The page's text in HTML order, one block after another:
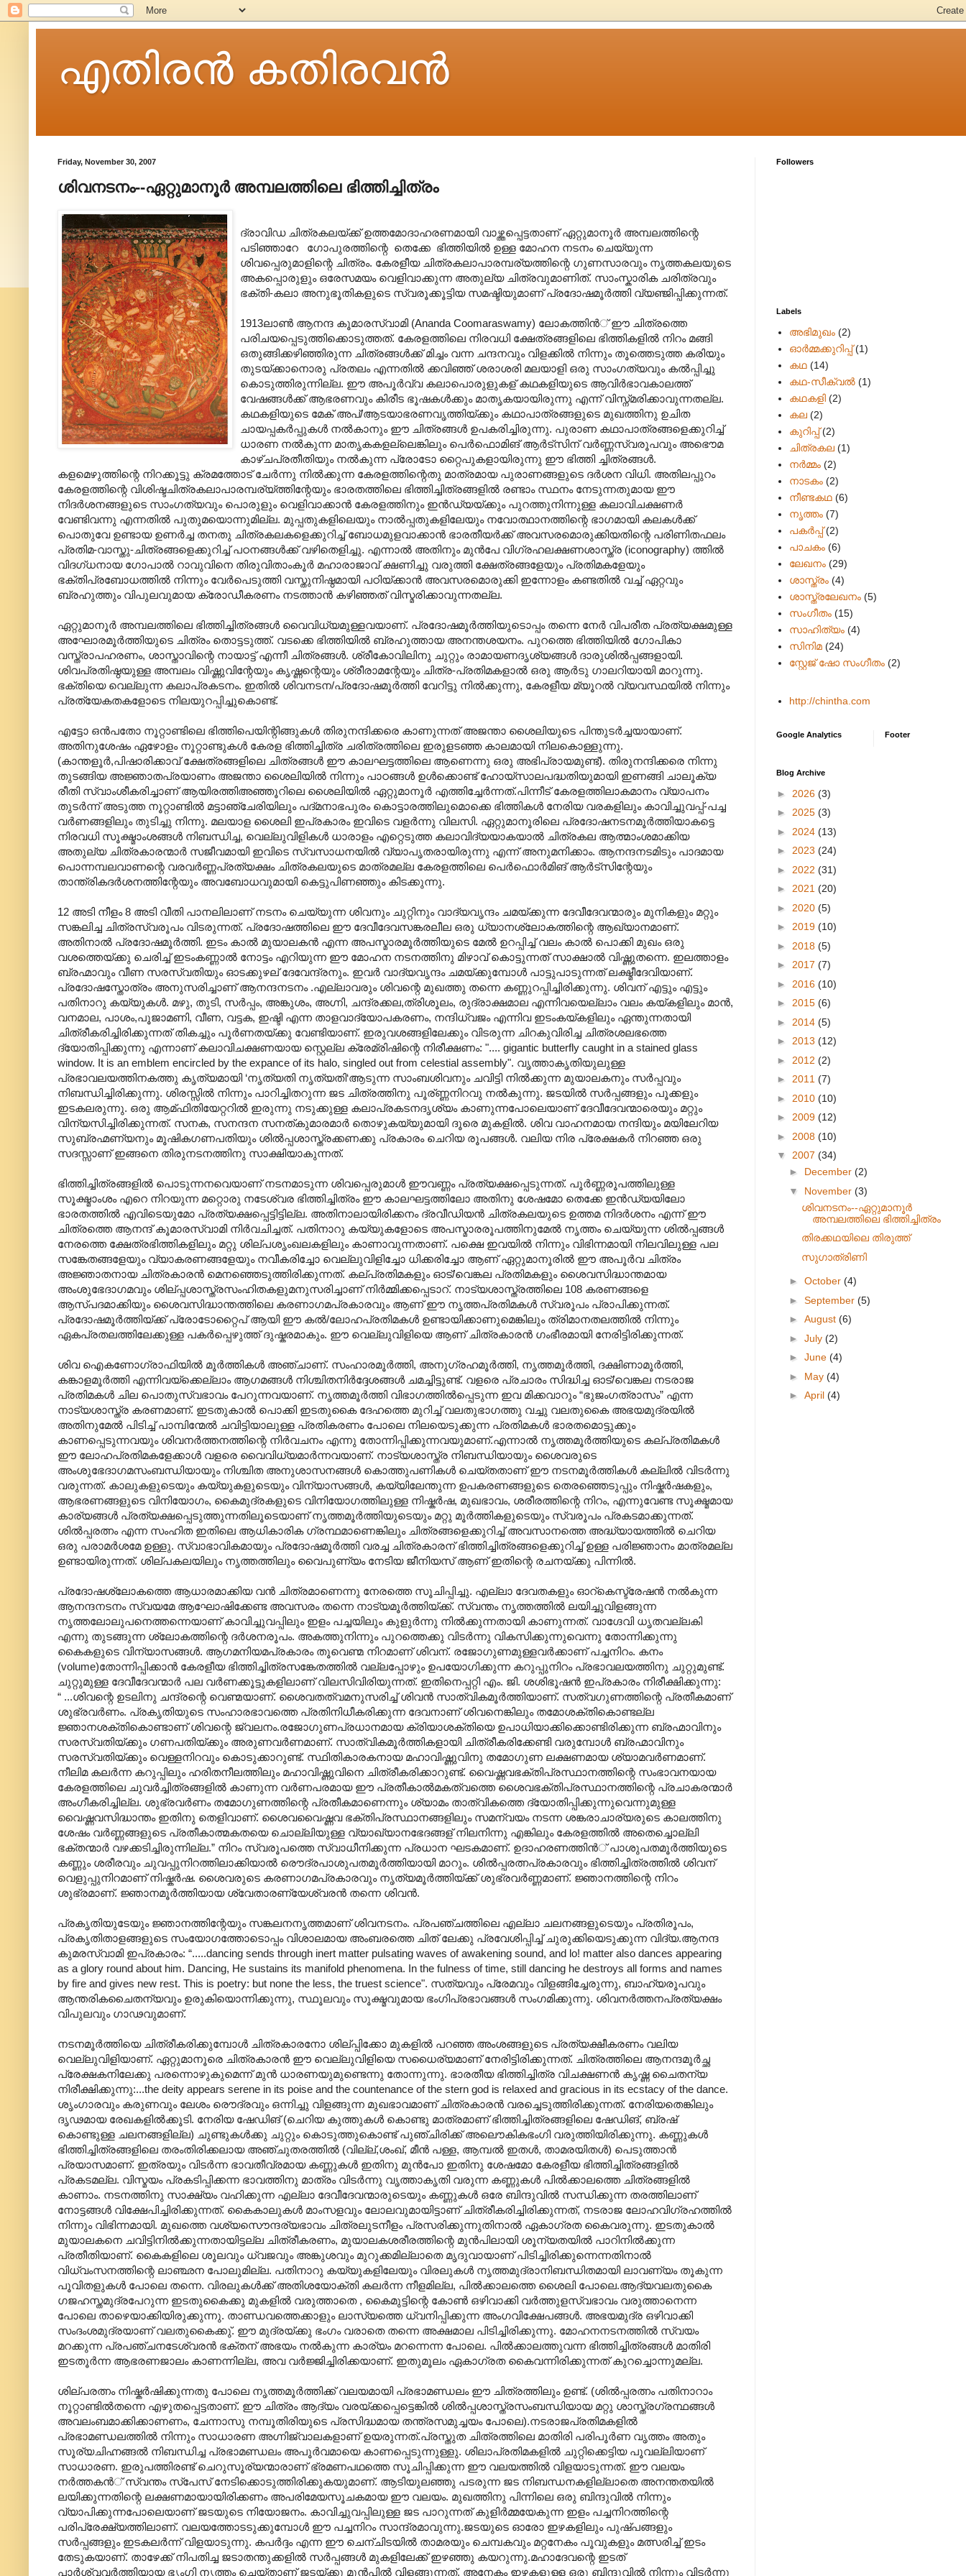
എതിരന്‍ കതിരവന്‍
Friday, November 30, 2007
ശിവനടനം--ഏറ്റുമാനൂര്‍ അമ്പലത്തിലെ ഭിത്തിച്ചിത്രം
ദ്രാവിഡ ചിത്രകലയ്ക്ക് ഉത്തമോദാഹരണമായി വാഴ്ത്തപ്പെട്ടതാണ് ഏറ്റുമാനൂര്‍ അമ്പലത്തിന്റെ
പടിഞ്ഞാറേ ഗോപുരത്തിന്റെ തെക്കേ ഭിത്തിയില്‍ ഉള്ള മോഹന നടനം ചെയ്യുന്ന
ശിവപ്പെരുമാളിന്റെ ചിത്രം. കേരളീയ ചിത്രകലാപാരമ്പര്യത്തിന്റെ ഗുണസാരവും നൃത്തകലയുടെ
അകപ്പൊരുളും ഒരേസമയം വെളിവാക്കുന്ന അതുല്യ ചിത്രവുമാണിത്. സാംസ്കാരിക ചരിത്രവും
ഭക്തി-കലാ അനുഭൂതികളുടെ സ്വരൂക്കൂട്ടിയ സമഷ്ടിയുമാണ് പ്രദോഷമൂര്‍ത്തി വ്യഞ്ജിപ്പിക്കുന്നത്.
1913ലാണ്‍ ആനന്ദ കൂമാരസ്വാമി (Ananda Coomaraswamy) ലോകത്തിന്‍് ഈ ചിത്രത്തെ
പരിചയപ്പെടുത്തിക്കൊടുത്തത്. കേരളത്തിലെ നിരവധി ക്ഷേത്രങ്ങളിലെ ഭിത്തികളില്‍ നിറം മങ്ങി
ഒതുങ്ങിക്കഴിഞ്ഞിരുന്ന ചിത്രങ്ങള്‍ക്ക് മിച്ചം വന്ന ചന്ദനവും വിളക്കില്‍ നിന്നും തൂത്തെടുത്ത കരിയും‍
തുടയ്ക്കാനൊരു പ്രതലം എന്നതില്‍ ക്കവിഞ്ഞ് ശരാശരി മലയാളി ഒരു സാംഗത്യവും കല്‍പ്പിച്ചു
കൊടുത്തിരുന്നില്ല. ഈ അപൂര്‍വ്വ കലാപൊരുളുകള് കഥകളിയുടെ ആവിര്‍ഭാവകാലത്ത്
വേഷങ്ങള്‍ക്ക് ആഭരണവും കിരീട ഭൂഷകള്‍ക്കും മാതൃകയായിരുന്നു എന്ന് വിസ്ന്മരിക്കാവുന്നതല്ല.
കഥകളിയുടെ മേക് അപ്/ആടയാഭരണവൃത്തിയ്ക്കും കഥാപാത്രങ്ങളുടെ മുഖത്തിനു ഉചിത
ചായപ്പകര്‍പ്പുകള്‍ നല്‍കാനും ഈ ചിത്രങ്ങള്‍ ഉപകരിച്ചിരുന്നു. പുരാണ കഥാപാത്രങ്ങളെക്കുറിച്ച്
ധാരണ നല്‍കുന്ന മാതൃകകളല്ലെങ്കിലും പെര്‍ഫൊമിങ് ആര്‍ട്സിന് വര്‍ണ്ണസ്വരൂപവും അഭൌമ
കാഴ്ചപ്രതീതിയും‍ നല്‍കുന്ന പ്രോടോ റ്റൈപുകളായിരുന്നു ഈ ഭിത്തി ച്ചിത്രങ്ങള്‍.
കളമെഴുത്തിന്റെ നിറക്കൂട്ടു ക്രമത്തോട് ചേര്‍ന്നു നില്‍ക്കുന്ന കേരളത്തിന്റെതു മാത്രമായ പുരാണങ്ങളുടെ ദര്‍ശന വിധി. അതിലപ്പുറം
കേരളത്തിന്റെ വിശിഷ്ടചിത്രകലാപാരമ്പര്യ്ത്തിന്റേയും ഭാരതത്തിലെ ഭിത്തിച്ചിത്രങ്ങളില്‍ രണ്ടാം സ്ഥനം നേടുന്നതുമായ ഈ
നിദര്‍ശനങ്ങളുടെ സാംഗത്യവും പൊരുളും വെളിവാക്കാന്‍ കേരളത്തിനും ഇന്‍ഡ്യയ്ക്കും പുറത്തുനിന്നുള്ള കലാവിചക്ഷണര്‍
വേണ്ടിവന്നു എന്നതില്‍ പുതുമയൊന്നുമില്ല. മുപ്പതുകളിലെയും നാല്‍പ്പതുകളിലേയും നവോത്ഥാനത്തിന്റെ ഭാഗമായി കലകള്‍ക്ക്
പൊതുവേ ഉണ്ടായ ഉണര്‍ച്ച തനതു ചിത്രകലകളെക്കുറിച്ച് ബോധമുളവാക്കാന്‍ ഭാരതീയര്‍ക്ക് അവസരമൊരുക്കിയതിന്റെ പരിണിതഫലം
പ്രതിമ-വാസ്തു-ചിത്രങ്ങളെക്കുറിച്ച് പഠനങ്ങള്‍ക്ക് വഴിതെളിച്ചു. എന്നാല്‍ അതിനും മുന്‍പേ വിഗ്രഹലക്ഷണശാസ്ത്ര (iconography) ത്തില്‍‍
വിദഗ്‌ധനായ ഗോപാല്‍ റാവുവിനെ തിരുവിതാംകൂര്‍ മഹാരാജാവ് ക്ഷണിച്ചു വരുത്തി ക്ഷേത്രങ്ങളേയും പ്രതിമകളേയും
ഭക്തിപ്രബോധത്തില്‍ നിന്നും വേര്‍പെടുത്തി വസ്തുനിഷ്ഠമായി പഠിയ്ക്കാന്‍ അവസരമൊരുക്കി ഇന്നോളം കണ്ടതില്‍ വച്ച് ഏറ്റവും
ബ്രഹുത്തും വിപുലവുമായ ക്രോഡീകരണം നടത്താന്‍ കഴിഞ്ഞത് വിസ്മരിക്കാവുന്നതല്ല.
ഏറ്റുമാനൂര്‍ അമ്പലത്തിലെ ഭിത്തിച്ചിത്രങ്ങള്‍ വൈവിധ്യമുള്ളവയാണ്. പ്രദോഷമൂര്‍ത്തിയുടൊപ്പം തന്നെ നേര്‍ വിപരീത പ്രത്യക്ഷമുള്ള
അഘോരമൂര്‍ത്തിയുടെ ചിത്രം തൊട്ടടുത്ത്. വടക്കെ ഭിത്തിയില്‍ ബ്രഹുത്തായ അനന്തശയനം. പുറത്തെ ഭിത്തിയില്‍ ഗോപികാ
വസ്ത്രാപഹരണം, ശാസ്താവിന്റെ നായാട്ട് എന്നീ ചിത്രങ്ങള്‍. ശ്രീകോവിലിനു ചുറ്റും രാമായണദൃശ്യങ്ങള്‍ ദാരുശില്‍പ്പങ്ങളായി.
ശിവപ്രതിഷ്ഠയുള്ള അമ്പലം വിഷ്ണുവിന്റേയും കൃഷ്ണന്റെയും ശ്രീരാമന്റേയും ചിത്ര-പ്രതിമകളാല്‍ ഒരു ആര്‍ടു ഗാലറിയായി മാറുന്നു.
ഭക്തിയെ വെല്ലുന്ന കലാപ്രകടനം. ഇതില്‍ ശിവനടന/പ്രദോഷമൂര്‍ത്തി വേറിട്ടു നില്‍ക്കുന്നു, കേരളീയ മ്യൂറല്‍ വ്യവസ്ഥയില്‍ നിന്നും
പ്രത്യേകതകളോടെ നിലയുറപ്പിച്ചുകൊണ്ട്.
എട്ടോ ഒന്‍പതോ നൂറ്റാണ്ടിലെ ഭിത്തിപെയിന്റിങ്ങുകള്‍ തിരുനന്ദിക്കരെ കാണുന്നത് അജന്താ ശൈലിയുടെ പിന്തുടര്‍ച്ചയായാണ്.
അതിനുശേഷം ഏഴോളം നൂറ്റാണ്ടുകള്‍ കേരള ഭിത്തിച്ചിത്ര ചരിത്രത്തിലെ ഇരുളടഞ്ഞ കാലമായി നിലകൊള്ളുന്നു.
(കാന്തളൂര്‍,പിഷാരിക്കാവ് ക്ഷേത്രങ്ങളിലെ ചിത്രങ്ങള്‍ ഈ കാലഘട്ടത്തിലെ ആണെന്നു ഒരു അഭിപ്രായമുണ്ട്). തിരുനന്ദിക്കരെ നിന്നു
തുടങ്ങിയ അജ്ഞാതപ്രയാണം അജന്താ ശൈലിയില്‍ നിന്നും പാഠങ്ങള്‍ ഉള്‍ക്കൊണ്ട് ഹോയ്സാലപദ്ധതിയുമായി ഇണങ്ങി ചാലൂക്യ
രീതി സ്വാംശീകരിച്ചാണ് ആയിരത്തിഅഞ്ഞൂറിലെ ശൈലിയില്‍ ഏറ്റുമാനൂര്‍ എത്തിച്ചേര്‍ന്നത്.പിന്നീട് കേരളത്തിലാകമാനം വ്യാപനം
തുടര്‍ന്ന് അടുത്ത നൂറ്റാണ്ടില്‍ മട്ടാഞ്ചേരിയിലും പദ്മനാഭപുരം കൊട്ടാരത്തിലുമൊക്കെ ഭിത്തികള്‍ നേരിയ വരകളിലും കാവിച്ചുവപ്പ്-പച്ച
വര്‍ണങ്ങളിലും തുടിച്ചു നിന്നു. മലയാള ശൈലി ഇപ്രകാരം ഇവിടെ വളര്‍ന്നു വിലസി. ഏറ്റുമാനൂരിലെ പ്രദോഷനടനമൂര്‍ത്തിയാകട്ടെ
നിരവധി സൂക്ഷ്മാംശങ്ങള്‍‍ നിബന്ധിച്ച, വെല്ലുവിളികള്‍ ധാരാളം എറ്റെടുത്ത കലാവിദ്യയാകയാല്‍ ചിത്രകല ആത്മാംശമാക്കിയ
അതുല്യ ചിത്രകാരന്മാര്‍‍ സജീവമായി ഇവിടെ സ്വസാധനയില്‍ വ്യാപൃതരായിരുന്നു എന്ന് അനുമനിക്കാം. ആനന്ദനടമിടും പാദമാ‍യ
പൊന്നമ്പലവാണന്റെ വരവര്‍ണ്ണപ്രത്യക്ഷം ചിത്രകലയുടെ മാത്രമല്ല കേരളത്തിലെ പെര്‍ഫൊര്‍മിങ് ആര്‍ട്സിന്റേയും
താന്ത്രികദര്‍ശനത്തിന്റേയും അവബോധവുമായി കെട്ടുപിണഞ്ഞും കിടക്കുന്നു.
12 അടി നീളം 8 അടി വീതി പാനലിലാണ് നടനം ചെയ്യുന്ന ശിവനും ചുറ്റിനും വാദ്യവൃന്ദം ചമയ്ക്കുന്ന ദേവീദേവന്മാരും മുനികളും മറ്റും
സങ്കലിച്ച ചിത്രസ്വരൂപം വിടരുന്നത്. പ്രദോഷത്തിലെ ഈ ദേവീദേവസങ്കരലീല ഒരു ധ്യാനശ്ലോകത്തിന്റെ ആഖ്യാനമാണ്.
അതിനാല്‍ പ്രദോഷമൂര്‍ത്തി. ഇടം കാല്‍ മുയാലകന്‍ എന്ന അപസ്മാരമൂര്‍ത്തിയുടെ മേല്‍ ഉറപ്പിച്ച് വലം കാല്‍ പൊക്കി മുഖം ഒരു
വശത്തെയ്ക്കു ചെരിച്ച് ഇടംകണ്ണാല്‍ നോട്ടം എറിയുന്ന ഈ മോഹന നടനത്തിനു മിഴാവ് കൊട്ടുന്നത് സാക്ഷാല്‍ വിഷ്ണുതന്നെ. ഇലത്താളം
ബ്രഹ്മാവും വീണ സരസ്വതിയും ഓടക്കുഴല് ദേവേന്ദ്രനും. ഇവര്‍ വാദ്യവൃന്ദം ചമയ്ക്കുമ്പോള്‍ പാട്ടുപാടുന്നത് ലക്ഷ്മീദേവിയാണ്.
പ്രദോഷസ്തോത്രം അനുസരിച്ചാണ് ആനന്ദനടനം .എല്ലാവരും ശിവന്റെ മുഖത്തു തന്നെ കണ്ണുറപ്പിച്ചിരിക്കുന്നു. ശിവന് ‍എട്ടും എട്ടും
പതിനാറു കയ്യുകള്‍. മഴു, തുടി, സര്‍പ്പം, അങ്കുശം, അഗ്നി, ചന്ദ്രക്കല,ത്രിശൂലം, രുദ്രാക്ഷമാല എന്നിവയെല്ലാം വലം കയ്കളിലും മാന്‍,
വനമാല, പാശം,പൂജാമണി, വീണ, വട്ടക, ഇഷ്ടി എന്ന താളവാദ്യോപകരണം, നന്ദിധ്വജം എന്നിവ ഇടംകയ്കളിലും ഏന്തുന്നതായി
ചിത്രീകരിച്ചിരിക്കുന്നത് തികച്ചും പൂര്‍ണതയ്ക്കു വേണ്ടിയാണ്. ഇരുവശങ്ങളിലേക്കും വിടരുന്ന ചിറകുവിരിച്ച ചിത്രശലഭത്തെ
ദ്യോതിപ്പിക്കുന്നു എന്നാണ് കലാവിചക്ഷണയായ സ്റ്റെല്ല ക്രേമ്രിഷിന്റെ നിരീക്ഷണം: ".... gigantic butterfly caught in a stained glass
window. It is an emblem encircled by the expance of its halo, singled out from celestial assembly". വൃത്താകൃതിയുലുള്ള
പ്രഭാവലയത്തിനകത്തു കൃത്യമായി ‘നൃത്യതി നൃത്യതി‘ആടുന്ന സാംബശിവനും ചവിട്ടി നില്‍ക്കുന്ന മുയാലകനും സര്‍പ്പവും
നിബന്ധിച്ചിരിക്കുന്നു. ശിരസ്സില്‍ നിന്നും പാറിച്ചിതറുന്ന ജട ചിത്രത്തിനു പൂര്ണ്ണനിറവു നല്‍കുന്നു. ജടയില്‍ സര്‍പ്പങ്ങളും പൂക്കളും
ഇടകലരുന്നു. ഒരു ആമ്ഫിതിയേറ്ററില്‍ ഇരുന്നു നടുക്കുള്ള കലാപ്രകടനദൃശ്യം കാണുന്നപോലെയാണ് ദേവീദേവന്മാരെയും മറ്റും
വിന്യസിച്ചിരിക്കുന്നത്. സനക, സനന്ദന സനത്കുമാരമാര്‍ തൊഴുകയ്യുമായി ദൂരെ മുകളില്‍. ശിവ വാഹനമായ നന്ദിയും മയിലേറിയ
സുബ്രഹ്മണ്യനും മൂഷികഗണപതിയും ശില്‍പ്പശാസ്ത്രക്കണക്കു പ്രകാരം ചെറിയ രൂപങ്ങള്‍. വലിയ നിര പ്രേക്ഷകര്‍ നിറഞ്ഞ ഒരു
സദസ്സാണ് ഇങ്ങനെ തിരുനടനത്തിനു സാക്ഷിയാകുന്നത്.
ഭിത്തിച്ചിത്രങ്ങളില്‍ പൊടുന്നനവെയാണ് നടനമാടുന്ന ശിവപ്പെരുമാള്‍‍ ഈവണ്ണം പ്രത്യക്ഷപ്പെടുന്നത്. പൂര്‍ണ്ണരൂപത്തിലുള്ള
സൂക്ഷ്മാംശം എറെ നിറയുന്ന മറ്റൊരു നടേശ്വര ഭിത്തിച്ചിത്രം ഈ കാലഘട്ടത്തിലോ അതിനു ശേഷമോ തെക്കേ ഇന്‍ഡ്യയിലോ
ഭാരതത്തില്‍ എവിടെയുമോ പ്രത്യക്ഷപ്പെട്ടിട്ടില്ല. അതിനാലായിരിക്കനം ദ്രവീഡിയന്‍ ചിത്രകലയുടെ ഉത്തമ നിദര്‍ശനം എന്ന് ഈ
ചിത്രത്തെ ആനന്ദ് കൂമാരസ്വാമി നിര്‍വചിച്ചത്. പതിനാറു കയ്യുകളോടെ അപസ്മാരരൂപത്തിനുമേല്‍ നൃത്തം ചെയ്യുന്ന ശില്‍പ്പങ്ങള്‍
നേരത്തെ ക്ഷേത്രഭിത്തികളിലും മറ്റു ശില്പശൃംഖലകളിലും കാണാവുന്നതാണ്. പക്ഷെ ഇവയില്‍ നിന്നും വിഭിന്നമായി നിലവിലുള്ള പല
സങ്കേതങ്ങളേയും വ്യാകരണങ്ങളേയും നവീകരിച്ചോ വെല്ലുവിളിച്ചോ ധിക്കരിച്ചോ ആണ് ഏറ്റുമാനൂരില്‍ ഈ അപൂര്‍വ ചിത്രം
അജ്ഞാതനായ ചിത്രകാരന്‍ മെനഞ്ഞെടുത്തിരിക്കുന്നത്. കല്പ്രതിമകളും ഓട്/വെങ്കല പ്രതിമകളും ശൈവസിദ്ധാന്തമായ
അംശുഭേദാ‍ഗമവും ശില്പ്പശാസ്ത്രസംഹിതകളുമനുസരിച്ചാണ് നിര്‍മ്മിക്കപ്പെടാറ്. നാട്യശാസ്ത്രത്തിലെ 108 കരണങ്ങളെ
ആസ്പദമാക്കിയും ശൈവസിദ്ധാന്തത്തിലെ കരണാഗമപ്രകാരവും ആണ് ഈ നൃത്തപ്രതിമകള്‍ സ്വരൂപം പ്രാപിക്കുന്നത്.
‍പ്രദോഷമൂര്‍ത്തിയ്ക്ക് പ്രോടോറ്റൈപ് ആയി ഈ കല്‍/ലോഹപ്രതിമകള്‍ ഉണ്ടായിക്കാണുമെങ്കിലും ത്രിമാനതലത്തില്‍ നിന്നും
ഏകപ്രതലത്തിലേക്കുള്ള പകര്‍പ്പെഴുത്ത് ദുഷ്കരമാകും. ഈ വെല്ലുവിളിയെ ആണ് ചിത്രകാരന്‍ ഗംഭീരമായി നേരിട്ടിരിക്കുന്നത്.
ശിവ ഐകണോഗ്രാഫിയില്‍ മൂര്‍ത്തികള്‍ അഞ്ചാണ്. സംഹാരമൂര്‍ത്തി, അനുഗ്രഹമൂര്‍ത്തി, നൃത്തമൂര്‍ത്തി, ദക്ഷിണാമൂര്‍ത്തി,
കങ്കാളമൂര്‍ത്തി എന്നിവയ്ക്കെല്ലാം ആഗമങ്ങള്‍ നിശ്ചിതനിര്‍ദ്ദേശങ്ങള്‍ ചമച്ചിട്ടുണ്ട്. വളരെ പ്രചാരം സിദ്ധിച്ച ഓട്/വെങ്കല നടരാജ
പ്രതിമകള്‍ ചില പൊതുസ്വഭാവം പേറുന്നവയാണ്. നൃത്തമൂര്‍ത്തി വിഭാഗത്തില്‍പ്പെടുന്ന ഇവ മിക്കവാറും “ഭുജംഗത്രാസം” എന്ന
നാട്യശാസ്ത്ര കരണമാണ്. ഇടതുകാല്‍ പൊക്കി ഇടതുകൈ ദേഹത്തെ മുറിച്ച് വലതുഭാഗത്തു വച്ചു വല‍തുകൈ അഭയമുദ്രയില്‍
അതിനുമേല്‍ പിടിച്ച് പാമ്പിന്മേല്‍ ചവിട്ടിയാലുള്ള പ്രതികരണം പോലെ നിലയെടുക്കുന്ന പ്രതിമകള്‍ ഭാരതമൊട്ടുക്കും
കാണപ്പെടുന്നവയും ശിവനര്‍ത്തനത്തിന്റെ നിര്‍വചനം എന്നു തോന്നിപ്പിക്കുന്നവയുമാണ്.എന്നാല്‍ നൃത്തമൂര്‍ത്തിയുടെ കല്പ്രതിമകള്‍
ഈ ലോഹപ്രതിമകളേക്കാള്‍ വളരെ വൈവിധ്യമാര്‍ന്നവയാണ്. നാട്യശാസ്ത്ര നിബന്ധിയായും ശൈവരുടെ
അംശുഭേദാഗമസംബന്ധിയായും നിശ്ചിത അനുശാസനങ്ങള്‍ കൊത്തുപണികള്‍ ചെയ്തതാണ് ഈ നടനമൂര്‍ത്തികള്‍ കല്ലില്‍ വിടര്‍ന്നു
വരുന്നത്. കാലുകളുടെയും കയ്യുകളുടെയും വിന്യാസങ്ങള്‍, കയ്യിലേന്തുന്ന ഉപകരണങ്ങളുടെ തെരഞ്ഞെടുപ്പും നിഷ്കര്‍ഷകളും,
ആഭരണങ്ങളുടെ വിനിയോഗം, കൈമുദ്രകളുടെ വിനിയോഗത്തിലുള്ള നിഷ്കര്‍ഷ, മുഖഭാവം, ശരീരത്തിന്റെ നിറം, എന്നുവേണ്ട സൂക്ഷ്മമായ
കാര്യങ്ങള്‍ പ്രത്യക്ഷപ്പെടുത്തുന്നതിലൂടെയാണ് നൃത്തമൂര്‍ത്തിയുടെയും മറ്റു മൂര്‍ത്തികളുടെയും സ്വരൂപം പ്രകടമാക്കുന്നത്.
ശില്‍പ്പരത്നം എന്ന സംഹിത ഇതിലെ ആധികാരിക ഗ്രന്ഥമാണെങ്കിലും ചിത്രങ്ങളെക്കുറിച്ച് അവസാനത്തെ അദ്ധ്യായത്തില്‍ ചെറിയ
ഒരു പരാമര്‍ശമേ ഉള്ളു. സ്വാഭാവികമായും പ്രദോഷമൂര്‍ത്തി വരച്ച ചിത്രകാരന് ഭിത്തിച്ചിത്രങ്ങളെക്കുറിച്ച് ഉള്ള പരിജ്ഞാനം മാത്രമല്ല
ഉണ്ടായിരുന്നത്. ശില്പകലയിലും നൃത്തത്തിലും വൈപുണ്യം നേടിയ ജീനിയസ് ആണ് ഇതിന്റെ രചനയ്ക്കു പിന്നില്‍.
പ്രദോഷശ്ലോകത്തെ ആധാരമാക്കിയ വന്‍ ചിത്രമാണെന്നു നേരത്തെ സൂചിപ്പിച്ചു. എല്ലാ ദേവതകളും ഓറ്കെസ്ട്രേഷന്‍ നല്‍കുന്ന
ആനന്ദനടനം സ്വയമേ ആഘോഷിക്കേണ്ട അവസരം തന്നെ നാട്യമൂര്‍ത്തിയ്ക്ക്. സ്വന്തം നൃത്തത്തില്‍ ലയിച്ചുവിളങ്ങുന്ന
നൃത്തലോലുപനെത്തന്നെയാണ് കാവിച്ചുവപ്പിലും ഇളം പച്ചയിലും കുളുര്‍ന്നു നില്‍ക്കുന്നതായി കാണുന്നത്. വാഗ്ദേവി ധൃതവല്ലകി
എന്നു തുടങ്ങുന്ന ശ്ലോകത്തിന്റെ ദര്‍ശനരൂപം. അകത്തുനിന്നും പുറത്തെക്കു വിടര്‍ന്നു വികസിക്കുന്നുവെന്നു തോന്നിക്കുന്നു
കൈകളുടെ വിന്യാസങ്ങള്‍. ആഗമനിയമപ്രകാരം തൂവെണ്മ നിറമാണ് ശിവന്. രജോഗുണമുള്ളവര്‍ക്കാണ് പച്ചനിറം. കനം
(volume)തോന്നിപ്പിക്കാന്‍ കേരളീയ ഭിത്തിച്ചിത്രസങ്കേതത്തില്‍ വല്ലപ്പോഴും ഉപയോഗിക്കുന്ന കറുപ്പുനിറം പ്രഭാവലയത്തിനു ചുറ്റുമുണ്ട്.
ചുറ്റുമുള്ള ദേവീദേവന്മാര്‍ പല വര്‍ണക്കൂട്ടുകളിലാണ് വിലസിവിരിയുന്നത്. ഇതിനെപ്പറ്റി എം. ജി. ശശിഭൂഷന്‍ ഇപ്രകാരം നിരീക്ഷിക്കുന്നു:
“ ...ശിവന്റെ ഉടലിനു ചന്ദ്രന്റെ വെണ്മയാണ്. ശൈവതത്വമനുസരിച്ച് ശിവന്‍ സാത്വികമൂര്‍ത്തിയാണ്. സത്വഗുണത്തിന്റെ പ്രതീകമാണ്
ശുഭ്രവര്‍ണം. പ്രകൃതിയുടെ സംഹാരഭാവത്തെ പ്രതിനിധീകരിക്കുന്ന ദേവനാണ് ശിവനെങ്കിലും തമോശക്തികൊണ്ടല്ല
ജ്ഞാനശക്തികൊണ്ടാണ് ശിവന്റെ ജ്വലനം.രജോഗുണപ്രധാനമായ ക്രിയാശക്തിയെ ഉപാധിയാക്കിക്കൊണ്ടിരിക്കുന്ന ബ്രഹ്മാവിനും
സരസ്വതിയ്ക്കും ഗണപതിയ്ക്കും അരുണവര്‍ണമാണ്. സാത്വികമൂര്‍ത്തികളായി ചിത്രീകരിക്കേണ്ടി വരുമ്പോള്‍ ബ്രഹ്മാവിനും
സരസ്വതിയ്ക്കും വെള്ളനിറവും കൊടുക്കാറുണ്ട്. സ്ഥിതികാരകനായ മഹാവിഷ്ണുവിനു തമോഗുണ ലക്ഷണമായ ശ്യാമവര്‍ണമാണ്.
നീലിമ കലര്‍ന്ന കറുപ്പിലും ഹരിതനീലത്തിലും മഹാവിഷ്ണുവിനെ ചിത്രീകരിക്കാറുണ്ട്. വൈഷ്ണവഭക്തിപ്രസ്ഥാനത്തിന്റെ സംഭാവനയായ
കേരളത്തിലെ ചുവര്‍ച്ചിത്രങ്ങളില്‍ കാണുന്ന വര്‍ണപരമായ ഈ പ്രതീകാല്‍മകത്വത്തെ ശൈവഭക്തിപ്രസ്ഥാനത്തിന്റെ പ്രചാകരന്മാര്‍
അംഗീകരിച്ചില്ല. ശുഭ്രവര്‍ണം തമോഗുണത്തിന്റെ പ്രതീകമാണെന്നും ശ്യാമം താത്വികത്തെ ദ്യോതിപ്പിക്കുന്നുവെന്നുമുള്ള
വൈഷ്ണവസിദ്ധാന്തം ഇതിനു തെളിവാണ്. ശൈവവൈഷ്ണവ ഭക്തിപ്രസ്ഥാനങ്ങളിലും സമന്വയം നടന്ന ശങ്കരാചാര്യരുടെ കാലത്തിനു
ശേഷം വര്‍ണ്ണങ്ങളുടെ പ്രതീകാത്മകതയെ ചൊല്ലിയുള്ള വ്യാഖ്യാനഭേദങ്ങള് ‍നിലനിന്നു എങ്കിലും കേരളത്തില്‍ അതെച്ചൊല്ലി
ഭക്തന്മാര്‍ വഴക്കടിച്ചിരുന്നില്ല.” നിറം സ്വരൂപത്തെ സ്വാധീനിക്കുന്ന പ്രധാന ഘടകമാണ‍്. ഉദാഹരണത്തിന്‍് പാശുപതമൂര്‍ത്തിയുടെ
കണ്ണും ശരീരവും ചുവപ്പുനിറത്തിലാക്കിയാല്‍ രൌദ്രപാശുപതമൂര്‍ത്തിയായി മാറും. ശില്‍പ്പരത്നപ്രകാരവും ഭിത്തിച്ചിത്രത്തില്‍ ശിവന്
വെളുപ്പുനിറമാണ് നിഷ്കര്‍ഷ. ശൈവരുടെ കരണാഗമപ്രകാരവും നൃത്യമൂര്‍ത്തിയ്ക്ക് ശുഭ്രവര്‍ണ്ണമാണ്. ജ്ഞാനത്തിന്റെ നിറം
ശുഭ്രമാണ്. ജ്ഞാനമൂര്‍ത്തിയായ ശ്വേതാരണ്യേശ്വരന്‍ തന്നെ ശിവന്‍.
പ്രകൃതിയുടേയും ജ്ഞാനത്തിന്റേയും സങ്കലനനൃത്തമാണ് ശിവനടനം. പ്രപഞ്ചത്തിലെ എല്ലാ ചലനങ്ങളുടെയും പ്രതിരൂപം,
പ്രകൃതിതാളങ്ങളുടെ സംയോഗത്തോടൊപ്പം വിശാലമായ അംബരത്തെ ചിത് ലേക്കു പ്രവേശിപ്പിച്ച് ചുരുക്കിയെടുക്കുന്ന വിദ്യ.ആനന്ദ
കുമരസ്വാമി ഇപ്രകാരം: “.....dancing sends through inert matter pulsating waves of awakening sound, and lo! matter also dances appearing
as a glory round about him. Dancing, He sustains its manifold phenomena. In the fulness of time, still dancing he destroys all forms and names
by fire and gives new rest. This is poetry: but none the less, the truest science". സത്യവും പ്രേമവും വിളങ്ങിച്ചേരുന്നു, ബാഹ്യരൂപവും
ആന്തരികചൈതന്യവും ഉരുകിയൊന്നിക്കുന്നു, സ്ഥൂലവും സൂക്ഷ്മവുമായ ഭംഗിപ്രഭാവങ്ങള്‍ സംഗമിക്കുന്നു. ശിവനര്‍ത്തനപ്രത്യക്ഷം
വിപുലവും ഗാഢവുമാണ്.
നടനമൂര്‍ത്തിയെ ചിത്രീകരിക്കുമ്പോള്‍ ചിത്രകാരനോ ശില്പ്പിക്കോ മുകളില്‍ പറഞ്ഞ അംശങ്ങളുടെ പ്രത്യക്ഷീകരണം വലിയ
വെല്ലുവിളിയാണ്. ഏറ്റുമാനൂരെ ചിത്രകാരന്‍ ഈ വെല്ലുവിളിയെ സധൈര്യമാണ് നേരിട്ടിരിക്കുന്നത്. ചിത്രത്തിലെ ആനന്ദമൂര്‍ച്ഛ
പ്രേക്ഷകനിലേക്കു പരന്നൊഴുകുമെന്ന് മുന്‍ ധാരണയുമുണ്ടെന്നു തോന്നുന്നു. ഭാരതീയ ഭിത്തിച്ചിത്ര വിചക്ഷണന്‍ കൃഷ്ണ ചൈതന്യ
നിരീക്ഷിക്കുന്നു:...the deity appears serene in its poise and the countenance of the stern god is relaxed and gracious in its ecstacy of the dance.
ശൃംഗാരവും കരുണവും ലേശം രൌദ്രവും ഒന്നിച്ചു വിളങ്ങുന്ന മുഖഭാവമാണ് ചിത്രകാരന്‍ വരച്ചെടുത്തിരിക്കുന്നത്. നേരിയതെങ്കിലും
ദൃഢമായ രേഖകളില്‍ക്കൂടി. നേരിയ ഷേഡിങ് (ചെറിയ കുത്തുകള്‍ കൊണ്ടു മാത്രമാണ് ഭിത്തിച്ചിത്രങ്ങളിലെ ഷേഡിങ്, ബ്രഷ്
കൊണ്ടുള്ള ചലനങ്ങളില്ല) ചുണ്ടുകള്‍‍ക്കു ചുറ്റും കൊടുത്തുകൊണ്ട് പുഞ്ചിരിക്ക് അലൌകികഭംഗി വരുത്തിയിരിക്കുന്നു. കണ്ണുകള്‍
ഭിത്തിച്ചിത്രങ്ങളിലെ തരംതിരിക്കലായ അഞ്ചുതരത്തില്‍ (വില്ല്,ശംഖ്, മീന്‍ പള്ള, ആമ്പല്‍ ഇതള്‍, താമരയിതള്‍) പെടുത്താന്‍
പ്രയാസമാണ്. ഇത്രയും വിടര്‍ന്ന ഭാവതീവ്രമായ കണ്ണുകള്‍ ഇതിനു മുന്‍പോ ഇതിനു ശേഷമോ കേരളീയ ഭിത്തിച്ചിത്രങ്ങളില്‍
പ്രകടമല്ല. വിസ്മയം പ്രകടിപ്പിക്കന്ന ഭാവത്തിനു മാത്രം വിടര്‍ന്നു വൃത്താകൃതി വരുന്ന കണ്ണുകള്‍ പില്‍ക്കാലത്തെ ചിത്രങ്ങളില്‍
കാണാം. നടനത്തിനു സാക്ഷ്യം വഹിക്കുന്ന എല്ലാ ദേവീദേവന്മാരുടെയും കണ്ണുകള്‍ ഒരേ ബിന്ദുവില്‍ സന്ധിക്കുന്ന തരത്തിലാണ്
നോട്ടങ്ങള്‍ വിക്ഷേപിച്ചിരിക്കുന്നത്. കൈകാലുകള്‍ മാംസളവും ലോലവുമായിട്ടാണ് ചിത്രീകരിച്ചിരിക്കുന്നത്, നടരാജ ലോഹവിഗ്രഹത്തില്‍
നിന്നും വിഭിന്നമായി. മുഖത്തെ വശ്യസൌന്ദര്യഭാവം ചിത്രലുടനീളം പ്രസരിക്കുന്നുതിനാല്‍ ഏകാഗ്രത കൈവരുന്നു. ഇടതുകാല്‍
മുയാലകനെ ചവിട്ടിനില്‍ക്കുന്നതായിട്ടല്ല ചിത്രീകരണം, മുയാലകശരീരത്തിന്റെ മുന്‍പിലായി ശൂന്യതയില്‍ പാറിനില്‍ക്കുന്ന
പ്രതീതിയാണ്. കൈകളിലെ ശൂലവും ധ്വജവും അങ്കുശവും മുറുക്കമില്ലാതെ മൃദുവായാണ് പിടിച്ചിരിക്കുന്നെന്നതിനാല്‍
വിധ്വംസനത്തിന്റെ ലാഞ്ഛന പോലുമില്ല. പതിനാറു കയ്യുകളിലേയും വിരലുകള്‍ നൃത്തമുദ്രാനിബന്ധിതമായി ലാവണ്യം തൂകുന്ന
പൂവിതളുകള്‍ പോലെ തന്നെ. വിരലുകള്‍ക്ക് അതിശയോക്തി കലര്‍ന്ന നീളമില്ല, പില്‍ക്കാലത്തെ ശൈലി പോലെ.ആദ്യവലതുകൈ
ഗജഹസ്തമുദ്രപേറുന്ന ഇടതുകൈക്കു മുകളില്‍ വരുത്താതെ , കൈമുട്ടിന്റെ കോണ്‍ ഒഴിവാക്കി വര്‍ത്തുളസ്വഭാവം വരുത്താനെന്ന
പോലെ താഴെയാക്കിയിരുക്കുന്നു. താണ്ഡവത്തെക്കാളും ലാസ്യത്തെ ധ്വനിപ്പിക്കുന്ന അംഗവിക്ഷേപങ്ങള്‍. അഭയമുദ്ര ഒഴിവാക്കി
സംദംശമുദ്രയാണ് വലതുകൈക്കു്. ഈ മുദ്രയ്ക്കു ഭംഗം വരാതെ തന്നെ അക്ഷമാല പിടിച്ചിരിക്കുന്നു. മോഹനനടനത്തില്‍ സ്വയം
മറക്കുന്ന പ്രപഞ്ചനടേശ്വരന്‍‍ ഭക്തന് അഭയം നല്‍കുന്ന കാര്യം മറന്നെന്ന പോലെ. പില്‍ക്കാലത്തുവന്ന ഭിത്തിച്ചിത്രങ്ങള്‍ മാതിരി
ഇടതൂര്‍ന്ന ആഭരണജാലം കാണന്നില്ല, അവ വര്‍ജ്ജിച്ചിരിക്കയാണ്. ഇതുമൂലം ഏകാഗ്രത കൈവന്നിരിക്കുന്നത് കുറച്ചൊന്നുമല്ല.
ശില്പരത്നം നിഷ്കര്‍ഷിക്കുന്നതു പോലെ നൃത്തമൂര്‍ത്തിക്ക് വലയമായി പ്രഭാമണ്ഡലം ഈ ചിത്രത്തിലും ഉണ്ട്. (ശില്‍പ്പരത്നം പതിനാറാം
നൂറ്റാണ്ടില്‍തന്നെ എഴുതപ്പെട്ടതാണ്. ഈ ചിത്രം ആദ്യം വരയ്ക്കപ്പെട്ടെങ്കില്‍ ശില്‍പ്പശാസ്ത്രസംബന്ധിയായ മറ്റു ശാസ്ത്രഗ്രന്ഥങ്ങള്‍
അവലംബമാക്കിക്കാണണം, ചേന്നാസു നമ്പൂതിരിയുടെ പ്രസിദ്ധമായ തന്ത്രസമുച്ചയം പോലെ).നടരാജപ്രതിമകളില്‍
പ്രഭാമണ്ഡലത്തില്‍ നിന്നും സാധാരണ അഗ്നിജ്വാലകളാണ് ഉയരുന്നത്.പ്രസ്തുത ചിത്രത്തിലെ മാതിരി പരിപൂര്‍ണ വൃത്തം അതും
സൂര്യചിഹ്നങ്ങല്‍ നിബന്ധിച്ച പ്രഭാമണ്ഡലം അപൂര്‍വമായെ കാണപ്പെടുന്നുള്ളു. ശിലാപ്രതിമകളില്‍ ചുറ്റിക്കെട്ടിയ പൂവല്ലിയാണ്
സാധാരണ. ഇരുപത്തിരണ്ട് ചെറുസൂര്യന്മാരാണ് ഭ്രമണപഥത്തെ സൂചിപ്പിക്കുന്ന ഈ വലയത്തില്‍ വിളയാടുന്നത്. ഈ വലയം
നര്‍ത്തകന്‍് സ്വന്തം സ്പേസ് നേടിക്കൊടുത്തിരിക്കുകയുമാണ്. ആടിയുലഞ്ഞു പടരുന്ന ജട നിബന്ധനകളില്ലാതെ അനന്തതയില്‍
ലയിക്കുന്നതിന്റെ ലക്ഷണമായായിരിക്കണം അപരിമേയസൂചകമായ ഈ വലയം. മുഖത്തിനു പിന്നിലെ ഒരു ബിന്ദുവില്‍ നിന്നും
വ്യാപിക്കുന്നപോലെയാണ് ജടയുടെ നിയോജനം. കാവിച്ചുവപ്പിലുള്ള ജട പാറുന്നത് കുളിര്‍മ്മയേകുന്ന ഇളം പച്ചനിറത്തിന്റെ
പരിപ്രേക്ഷ്യത്തിലാണ്. വലയത്തോടടുക്കുമ്പോള്‍ ഈ പച്ചനിറം സാന്ദ്രമാവുന്നു.ജടയുടെ ഓരോ ഇഴകളിലും പുഷ്പങ്ങളും
സര്‍പ്പങ്ങളും ഇടകലര്‍ന്ന് വിളയാടുന്നു. കപര്‍ദ്ദം എന്ന ഈ ചെന്ചിടയില്‍ താമരയും ചെമ്പകവും മറ്റനേകം പൂവുകളും മത്സരിച്ച് ഇടം
തേടുകയാണ്. താഴേക്ക് നിപതിച്ച ജടാതന്തുക്കളില്‍ സര്‍പ്പങ്ങള്‍ മുകളിലേക്ക് ഇഴഞ്ഞു കയറുന്നു‍.മഹാദേവന്റെ ഇടത്
പാര്‍ശ്വവര്‍ത്തിയായ ഭൃംഗി നൃത്തം ചെയ്താണ് ജടയ്ക്കു മുന്‍പില്‍ വിളങ്ങുന്നത്. അനേകം ഇഴകളുള്ള ഒരു ബിന്ദുവില്‍ നിന്നും വിടര്‍ന്നു
Followers
Labels
അഭിമുഖം (2)
ഓർമ്മക്കുറിപ്പ് (1)
കഥ (14)
കഥ-സീക്വല്‍ (1)
കഥകളി (2)
കല (2)
കുറിപ്പ് (2)
ചിത്രകല (1)
നർമ്മം (2)
നാടകം (2)
നീണ്ടകഥ (6)
നൃത്തം (7)
പകര്‍പ്പ് (2)
പാചകം (6)
ലേഖനം (29)
ശാസ്ത്രം (4)
ശാസ്ത്രലേഖനം (5)
സംഗീതം (15)
സാഹിത്യം (4)
സിനിമ (24)
സ്റ്റേജ് ഷോ സംഗീതം (2)
http://chintha.com
Google Analytics Footer
Blog Archive
► 2026 (3)
► 2025 (3)
► 2024 (13)
► 2023 (24)
► 2022 (31)
► 2021 (20)
► 2020 (5)
► 2019 (10)
► 2018 (5)
► 2017 (7)
► 2016 (10)
► 2015 (6)
► 2014 (5)
► 2013 (12)
► 2012 (2)
► 2011 (7)
► 2010 (10)
► 2009 (12)
► 2008 (10)
▼ 2007 (34)
► December (2)
▼ November (3)
ശിവനടനം--ഏറ്റുമാനൂര്‍
അമ്പലത്തിലെ ഭിത്തിച്ചിത്രം
തിരക്കഥയിലെ തിരുത്ത്
സുഗാത്രിണി
► October (4)
► September (5)
► August (6)
► July (2)
► June (4)
► May (4)
► April (4)